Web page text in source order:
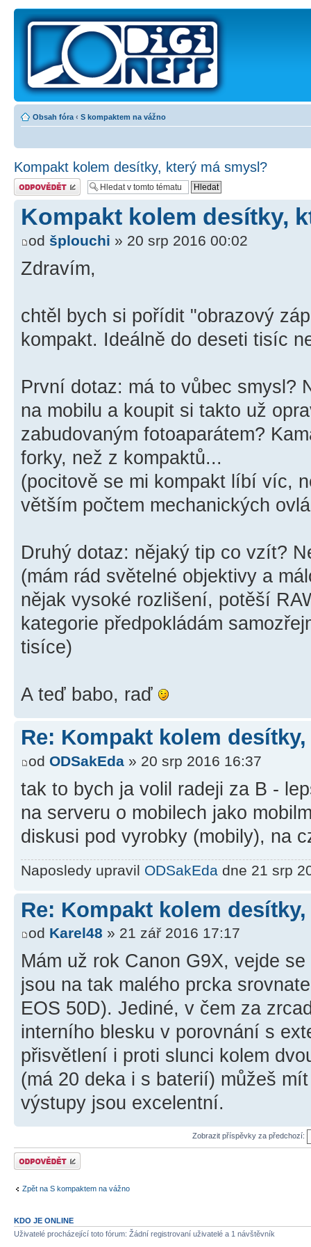
Obsah fóra ‹ S kompaktem na vážno
Kompakt kolem desítky, který má smysl?
Odeslat odpověď
Kompakt kolem desítky,
od šplouchi » 20 srp 2016 00:02
Zdravím,
chtěl bych si pořídit "obrazový
kompakt. Ideálně do deseti tisíc
První dotaz: má to vůbec smysl?
na mobilu a koupit si takto už
zabudovaným fotoaparátem?
forky, než z kompaktů...
(pocitově se mi kompakt líbí víc,
větším počtem mechanických
Druhý dotaz: nějaký tip co vzít?
(mám rád světelné objektivy a
nějak vysoké rozlišení, potěší
kategorie předpokládám
tisíce)
A teď babo, raď
Re: Kompakt kolem
od ODSakEda » 20 srp 2016 16:37
tak to bych ja volil radeji za B -
na serveru o mobilech jako
diskusi pod vyrobky (mobily), na
Naposledy upravil ODSakEda dne 21 srp
Re: Kompakt kolem
od Karel48 » 21 zář 2016 17:17
Mám už rok Canon G9X, vejde
jsou na tak malého prcka
EOS 50D). Jediné, v čem za
interního blesku v porovnání s
přisvětlení i proti slunci kolem
(má 20 deka i s baterií) můžeš
výstupy jsou excelentní.
Zobrazit příspěvky za předchozí:
Odeslat odpověď
Zpět na S kompaktem na vážno
KDO JE ONLINE
Uživatelé procházející toto fórum: Žádní registrovaní uživatelé a 1 návštěvník